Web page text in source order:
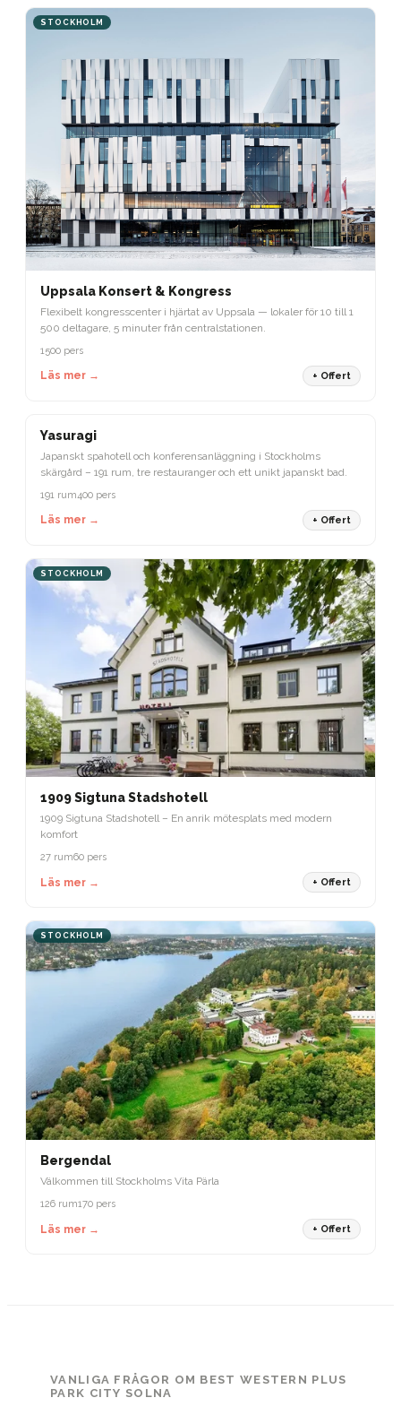
STOCKHOLM
Uppsala Konsert & Kongress
Flexibelt kongresscenter i hjärtat av Uppsala — lokaler för 10 till 1
500 deltagare, 5 minuter från centralstationen.
1500 pers
Läs mer → + Offert
STOCKHOLM
Yasuragi
Japanskt spahotell och konferensanläggning i Stockholms
skärgård – 191 rum, tre restauranger och ett unikt japanskt bad.
191 rum400 pers
Läs mer → + Offert
STOCKHOLM
1909 Sigtuna Stadshotell
1909 Sigtuna Stadshotell – En anrik mötesplats med modern
komfort
27 rum60 pers
Läs mer → + Offert
STOCKHOLM
Bergendal
Välkommen till Stockholms Vita Pärla
126 rum170 pers
Läs mer → + Offert
VANLIGA FRÅGOR OM BEST WESTERN PLUS
PARK CITY SOLNA